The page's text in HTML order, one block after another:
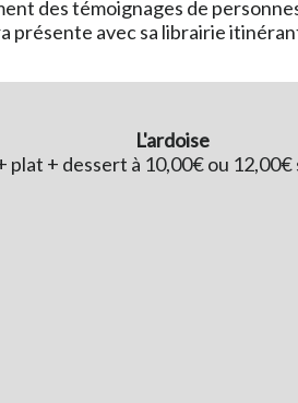
des témoignages de
présente avec sa librairie
L'ardoise
plat + dessert à 10,00€ ou 12,00€